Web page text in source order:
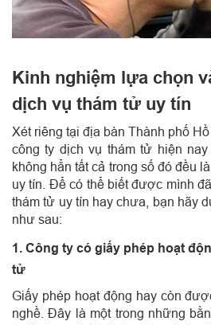
Kinh nghiệm lựa chọn
dịch vụ thám tử uy tín
Xét riêng tại địa bàn Thành phố
công ty dịch vụ thám tử hiện
không hẳn tất cả trong số đó đều
uy tín. Để có thể biết được mình
thám tử uy tín hay chưa, bạn hãy
như sau:
1. Công ty có giấy phép hoạt
tử
Giấy phép hoạt động hay còn
nghề. Đây là một trong những